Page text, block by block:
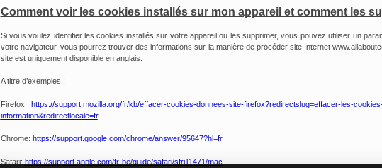
Comment voir les cookies installés sur mon appareil et comment les
Si vous voulez identifier les cookies installés sur votre appareil ou les supprimer, vous pouvez utiliser un
votre navigateur, vous pourrez trouver des informations sur la manière de procéder site Internet
site est uniquement disponible en anglais.
A titre d’exemples :
Firefox : https://support.mozilla.org/fr/kb/effacer-cookies-donnees-site-firefox?redirectslug=effacer-les-
information&redirectlocale=fr,
Chrome: https://support.google.com/chrome/answer/95647?hl=fr
Safari: https://support.apple.com/fr-be/guide/safari/sfri11471/mac